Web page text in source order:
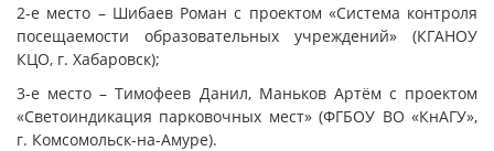
2-е место – Шибаев Роман с проектом «Система контроля
посещаемости образовательных учреждений» (КГАНОУ
КЦО, г. Хабаровск);
3-е место – Тимофеев Данил, Маньков Артём с проектом
«Светоиндикация парковочных мест» (ФГБОУ ВО «КнАГУ»,
г. Комсомольск-на-Амуре).